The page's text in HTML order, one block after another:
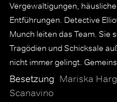
Vergewaltigungen,
Entführungen. Detective
Munch leiten das Team. Sie
Tragödien und Schicksale
nicht immer gelingt.
Polizeicaptains, dem FBI
nach Sexualstraftätern und
Besetzung Mariska
Scanavino